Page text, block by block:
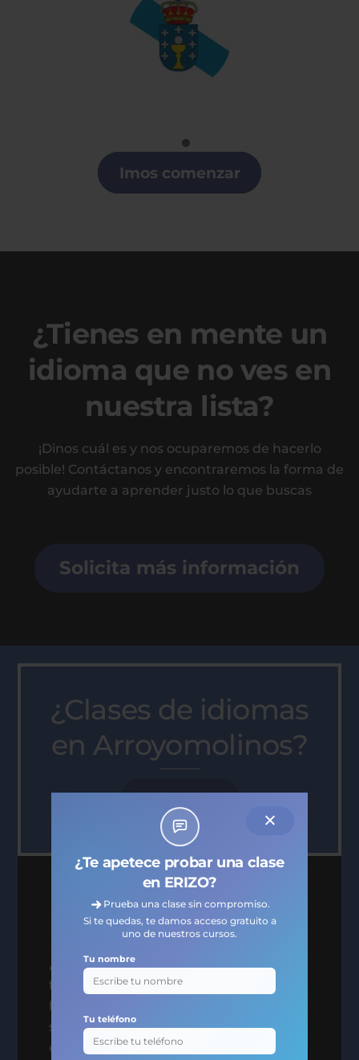
¿Te apetece probar una clase
en ERIZO?
Prueba una clase sin compromiso.
Si te quedas, te damos acceso gratuito a
uno de nuestros cursos.
Tu nombre
Tu teléfono
Clases de Gallego en Arroyomolinos
Imos comenzar
¿Tienes en mente un
idioma que no ves en
nuestra lista?
¡Dinos cuál es y nos ocuparemos de hacerlo
posible! Contáctanos y encontraremos la forma de
ayudarte a aprender justo lo que buscas
Solicita más información
¿Clases de idiomas
en Arroyomolinos?
Aprende idiomas desde
cualquier lugar
¿Te imaginas aprendiendo inglés,
francés o alemán desde cualquier
si tienes un viaje próximo? Si estás aquí,
es porque buscas una
academia de